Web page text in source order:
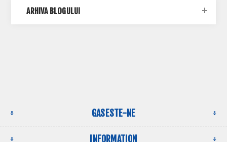
ARHIVA BLOGULUI
GASESTE-NE
INFORMATION